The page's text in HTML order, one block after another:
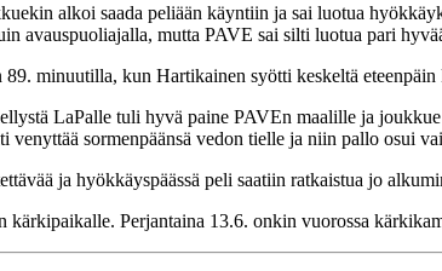
alkoi saada peliään käyntiin ja sai luotua
avauspuoliajalla, mutta PAVE sai silti luotua pari
minuutilla, kun Hartikainen syötti keskeltä
LaPalle tuli hyvä paine PAVEn maalille ja
venyttää sormenpäänsä vedon tielle ja niin pallo osui
ja hyökkäyspäässä peli saatiin ratkaistua jo
Perjantaina 13.6. onkin vuorossa